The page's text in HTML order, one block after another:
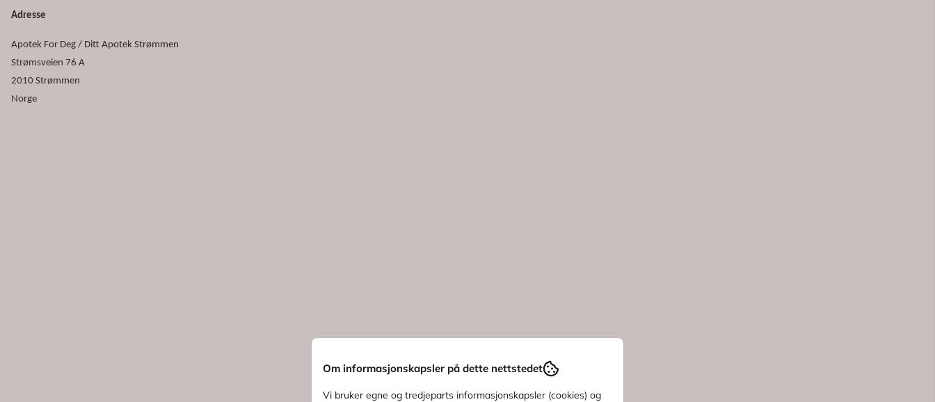
Adresse
Apotek For Deg / Ditt Apotek Strømmen
Strømsveien 76 A
2010 Strømmen
Norge
Om informasjonskapsler på dette nettstedet
Vi bruker egne og tredjeparts informasjonskapsler (cookies) og